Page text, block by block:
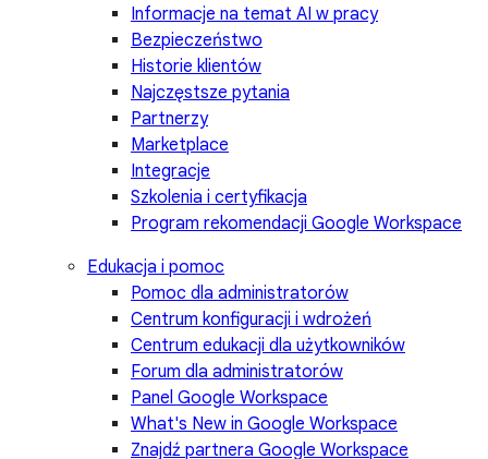
Informacje na temat AI w pracy
Bezpieczeństwo
Historie klientów
Najczęstsze pytania
Partnerzy
Marketplace
Integracje
Szkolenia i certyfikacja
Program rekomendacji Google Workspace
Edukacja i pomoc
Pomoc dla administratorów
Centrum konfiguracji i wdrożeń
Centrum edukacji dla użytkowników
Forum dla administratorów
Panel Google Workspace
What's New in Google Workspace
Znajdź partnera Google Workspace